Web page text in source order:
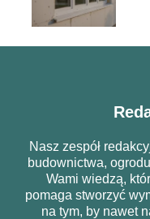
Nasz zespół
budownictwa,
Wami wiedzą,
pomaga stworzyć
na tym, by nawet